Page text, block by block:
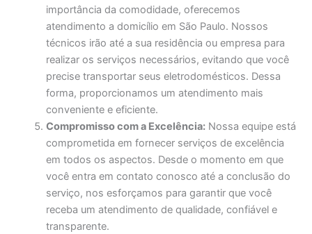
importância da comodidade, oferecemos
atendimento a domicílio em São Paulo. Nossos
técnicos irão até a sua residência ou empresa para
realizar os serviços necessários, evitando que você
precise transportar seus eletrodomésticos. Dessa
forma, proporcionamos um atendimento mais
conveniente e eficiente.
Compromisso com a Excelência: Nossa equipe está
comprometida em fornecer serviços de excelência
em todos os aspectos. Desde o momento em que
você entra em contato conosco até a conclusão do
serviço, nos esforçamos para garantir que você
receba um atendimento de qualidade, confiável e
transparente.